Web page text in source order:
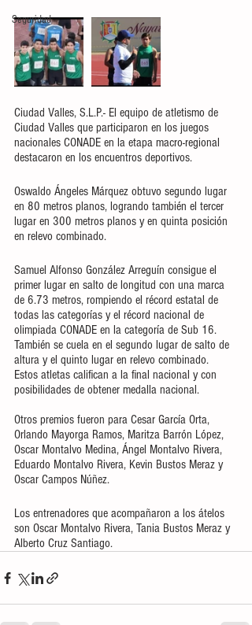
Seguridad
Ciudad Valles, S.L.P.- El equipo de atletismo de
Ciudad Valles que participaron en los juegos
nacionales CONADE en la etapa macro-regional
destacaron en los encuentros deportivos.
Oswaldo Ángeles Márquez obtuvo segundo lugar
en 80 metros planos, logrando también el tercer
lugar en 300 metros planos y en quinta posición
en relevo combinado.
Samuel Alfonso González Arreguín consigue el
primer lugar en salto de longitud con una marca
de 6.73 metros, rompiendo el récord estatal de
todas las categorías y el récord nacional de
olimpiada CONADE en la categoría de Sub 16.
También se cuela en el segundo lugar de salto de
altura y el quinto lugar en relevo combinado.
Estos atletas califican a la final nacional y con
posibilidades de obtener medalla nacional.
Otros premios fueron para Cesar García Orta,
Orlando Mayorga Ramos, Maritza Barrón López,
Oscar Montalvo Medina, Ángel Montalvo Rivera,
Eduardo Montalvo Rivera, Kevin Bustos Meraz y
Oscar Campos Núñez.
Los entrenadores que acompañaron a los átelos
son Oscar Montalvo Rivera, Tania Bustos Meraz y
Alberto Cruz Santiago.